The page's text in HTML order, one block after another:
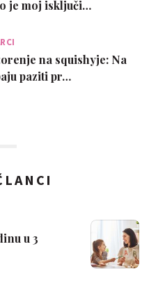
je moj isključi…
na squishyje: Na
paziti pr…
u 3